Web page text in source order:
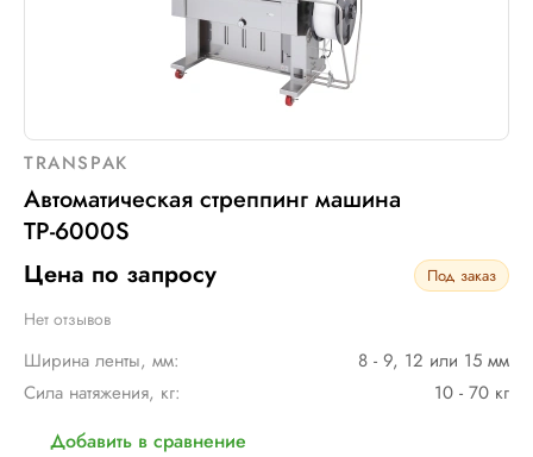
TRANSPAK
Автоматическая стреппинг машина
ТР-6000S
Цена по запросу
Под заказ
Нет отзывов
Ширина ленты, мм:
8 - 9, 12 или 15 мм
Сила натяжения, кг:
10 - 70 кг
Добавить в сравнение